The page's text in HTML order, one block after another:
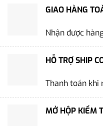
GIAO HÀNG
Nhận được
HỖ TRỢ SHIP
Thanh toán khi
MỞ HỘP KIỂM